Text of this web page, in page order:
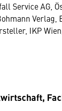
Service AG,
IKP